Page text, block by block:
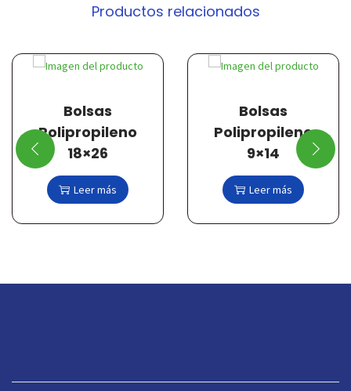
Productos relacionados
Bolsas
Polipropileno
18×26
Leer más
Bolsas
Polipropileno
9×14
Leer más